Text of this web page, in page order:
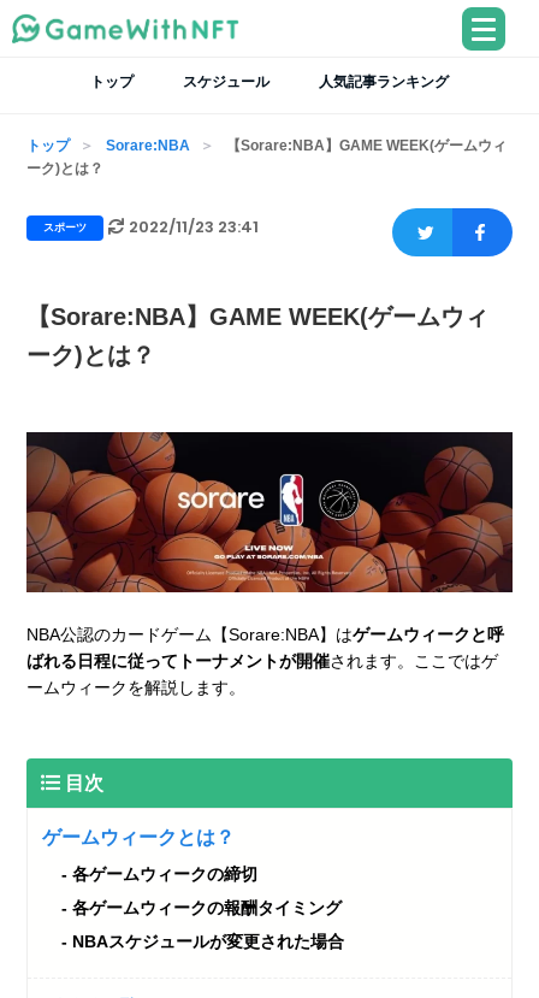
トップ スケジュール 人気記事ランキング
トップ Sorare:NBA
【Sorare:NBA】GAME WEEK(ゲームウィ
ーク)とは？
スポーツ 2022/11/23 23:41
【Sorare:NBA】GAME WEEK(ゲームウィ
ーク)とは？
NBA公認のカードゲーム【Sorare:NBA】はゲームウィークと呼
ばれる日程に従ってトーナメントが開催されます。ここではゲ
ームウィークを解説します。
目次
ゲームウィークとは？
各ゲームウィークの締切
各ゲームウィークの報酬タイミング
NBAスケジュールが変更された場合